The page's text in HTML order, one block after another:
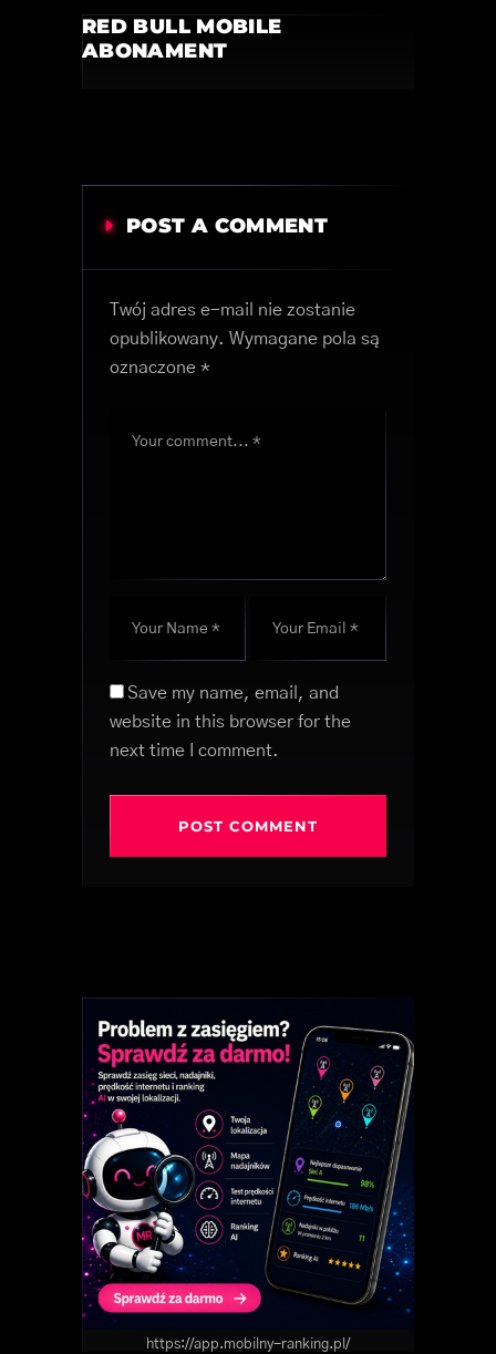
RED BULL MOBILE
ABONAMENT
POST A COMMENT
Twój adres e-mail nie zostanie
opublikowany. Wymagane pola są
oznaczone *
Save my name, email, and
website in this browser for the
next time I comment.
https://app.mobilny-ranking.pl/